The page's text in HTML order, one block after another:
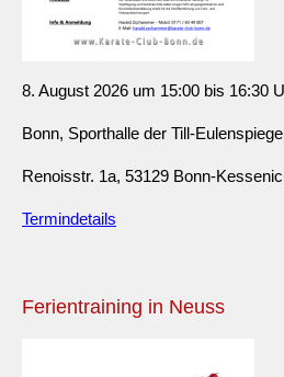
8. August 2026 um 15:00 bis 16:30
Bonn, Sporthalle der Till-
Renoisstr. 1a, 53129 Bonn-
Termindetails
Ferientraining in Neuss